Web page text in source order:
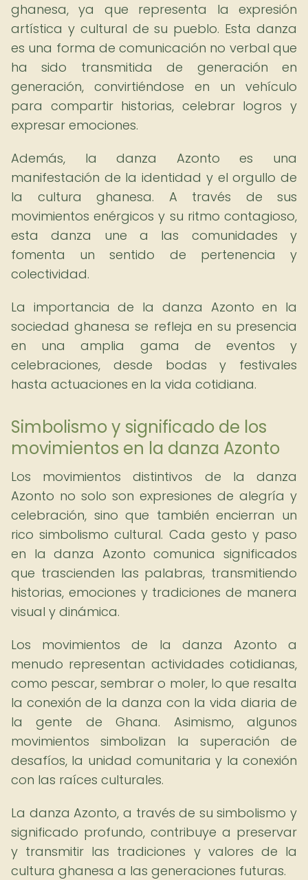
ghanesa, ya que representa la expresión
artística y cultural de su pueblo. Esta danza
es una forma de comunicación no verbal que
ha sido transmitida de generación en
generación, convirtiéndose en un vehículo
para compartir historias, celebrar logros y
expresar emociones.
Además, la danza Azonto es una
manifestación de la identidad y el orgullo de
la cultura ghanesa. A través de sus
movimientos enérgicos y su ritmo contagioso,
esta danza une a las comunidades y
fomenta un sentido de pertenencia y
colectividad.
La importancia de la danza Azonto en la
sociedad ghanesa se refleja en su presencia
en una amplia gama de eventos y
celebraciones, desde bodas y festivales
hasta actuaciones en la vida cotidiana.
Simbolismo y significado de los
movimientos en la danza Azonto
Los movimientos distintivos de la danza
Azonto no solo son expresiones de alegría y
celebración, sino que también encierran un
rico simbolismo cultural. Cada gesto y paso
en la danza Azonto comunica significados
que trascienden las palabras, transmitiendo
historias, emociones y tradiciones de manera
visual y dinámica.
Los movimientos de la danza Azonto a
menudo representan actividades cotidianas,
como pescar, sembrar o moler, lo que resalta
la conexión de la danza con la vida diaria de
la gente de Ghana. Asimismo, algunos
movimientos simbolizan la superación de
desafíos, la unidad comunitaria y la conexión
con las raíces culturales.
La danza Azonto, a través de su simbolismo y
significado profundo, contribuye a preservar
y transmitir las tradiciones y valores de la
cultura ghanesa a las generaciones futuras.